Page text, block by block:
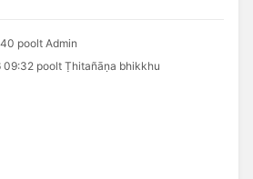
poolt Admin
09:32 poolt Ṭhitañāṇa bhikkhu